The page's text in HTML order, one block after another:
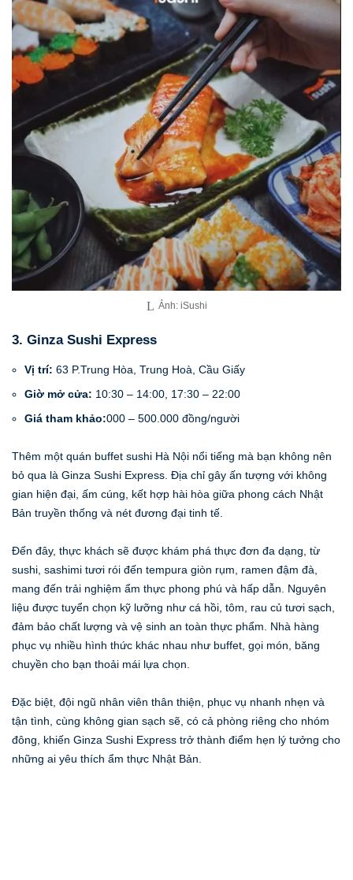
Ảnh: iSushi
3. Ginza Sushi Express
Vị trí: 63 P.Trung Hòa, Trung Hoà, Cầu Giấy
Giờ mở cửa: 10:30 – 14:00, 17:30 – 22:00
Giá tham khảo:000 – 500.000 đồng/người
Thêm một quán buffet sushi Hà Nội nổi tiếng mà bạn không nên
bỏ qua là Ginza Sushi Express. Địa chỉ gây ấn tượng với không
gian hiện đại, ấm cúng, kết hợp hài hòa giữa phong cách Nhật
Bản truyền thống và nét đương đại tinh tế.
Đến đây, thực khách sẽ được khám phá thực đơn đa dạng, từ
sushi, sashimi tươi rói đến tempura giòn rụm, ramen đậm đà,
mang đến trải nghiệm ẩm thực phong phú và hấp dẫn. Nguyên
liệu được tuyển chọn kỹ lưỡng như cá hồi, tôm, rau củ tươi sạch,
đảm bảo chất lượng và vệ sinh an toàn thực phẩm. Nhà hàng
phục vụ nhiều hình thức khác nhau như buffet, gọi món, băng
chuyền cho bạn thoải mái lựa chọn.
Đặc biệt, đội ngũ nhân viên thân thiện, phục vụ nhanh nhẹn và
tận tình, cùng không gian sạch sẽ, có cả phòng riêng cho nhóm
đông, khiến Ginza Sushi Express trở thành điểm hẹn lý tưởng cho
những ai yêu thích ẩm thực Nhật Bản.